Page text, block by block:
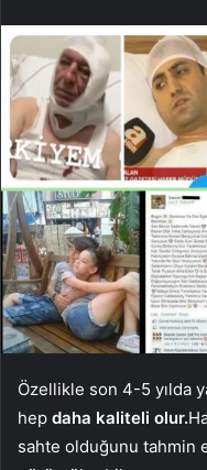
Özellikle son 4-5 yılda
hep daha kaliteli olur.
sahte olduğunu tahmin